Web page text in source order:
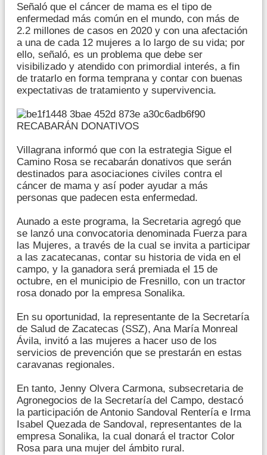
Señaló que el cáncer de mama es el tipo de
enfermedad más común en el mundo, con más de
2.2 millones de casos en 2020 y con una afectación
a una de cada 12 mujeres a lo largo de su vida; por
ello, señaló, es un problema que debe ser
visibilizado y atendido con primordial interés, a fin
de tratarlo en forma temprana y contar con buenas
expectativas de tratamiento y supervivencia.
RECABARÁN DONATIVOS
Villagrana informó que con la estrategia Sigue el
Camino Rosa se recabarán donativos que serán
destinados para asociaciones civiles contra el
cáncer de mama y así poder ayudar a más
personas que padecen esta enfermedad.
Aunado a este programa, la Secretaria agregó que
se lanzó una convocatoria denominada Fuerza para
las Mujeres, a través de la cual se invita a participar
a las zacatecanas, contar su historia de vida en el
campo, y la ganadora será premiada el 15 de
octubre, en el municipio de Fresnillo, con un tractor
rosa donado por la empresa Sonalika.
En su oportunidad, la representante de la Secretaría
de Salud de Zacatecas (SSZ), Ana María Monreal
Ávila, invitó a las mujeres a hacer uso de los
servicios de prevención que se prestarán en estas
caravanas regionales.
En tanto, Jenny Olvera Carmona, subsecretaria de
Agronegocios de la Secretaría del Campo, destacó
la participación de Antonio Sandoval Rentería e Irma
Isabel Quezada de Sandoval, representantes de la
empresa Sonalika, la cual donará el tractor Color
Rosa para una mujer del ámbito rural.